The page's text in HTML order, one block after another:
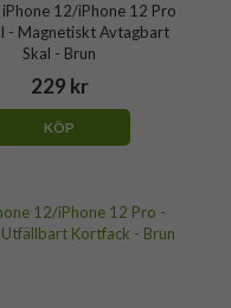
iPhone 12/iPhone 12 Pro
- Magnetiskt Avtagbart
Skal - Brun
229 kr
KÖP